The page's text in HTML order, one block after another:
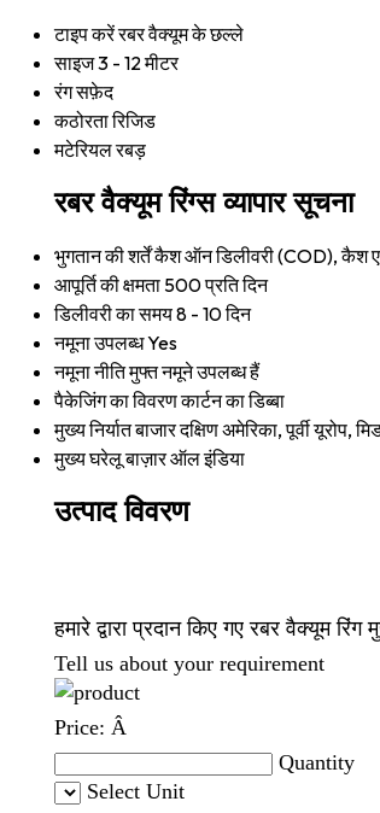
टाइप करेंरबर वैक्यूम के छल्ले
साइज3 - 12 मीटर
रंगसफ़ेद
कठोरतारिजिड
मटेरियलरबड़
रबर वैक्यूम रिंग्स व्यापार सूचना
भुगतान की शर्तेंकैश ऑन डिलीवरी (COD), कैश
आपूर्ति की क्षमता 500 प्रति दिन
डिलीवरी का समय8 - 10 दिन
नमूना उपलब्धYes
नमूना नीतिमुफ्त नमूने उपलब्ध हैं
पैकेजिंग का विवरणकार्टन का डिब्बा
मुख्य निर्यात बाजारदक्षिण अमेरिका, पूर्वी यूरोप,
मुख्य घरेलू बाज़ारऑल इंडिया
उत्पाद विवरण
हमारे द्वारा प्रदान किए गए रबर वैक्यूम
Tell us about your requirement
Price: Â
Quantity
Select Unit